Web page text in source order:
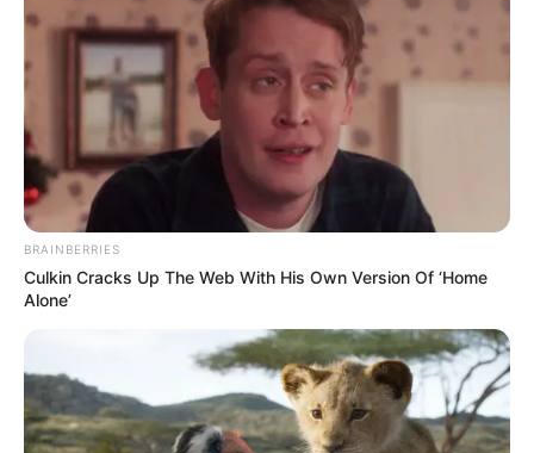
BUKU HARIAN SEORANG ISTRI SINETRON
BRAINBERRIES
Culkin Cracks Up The Web With His Own Version Of ‘Home
Alone’